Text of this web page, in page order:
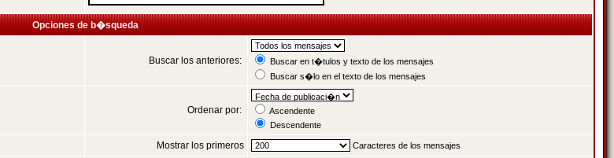
Opciones de b�squeda
Buscar los anteriores:
Buscar en t�tulos y texto de los mensajes
Buscar s�lo en el texto de los mensajes
Ordenar por:
Ascendente
Descendente
Mostrar los primeros Caracteres de los mensajes